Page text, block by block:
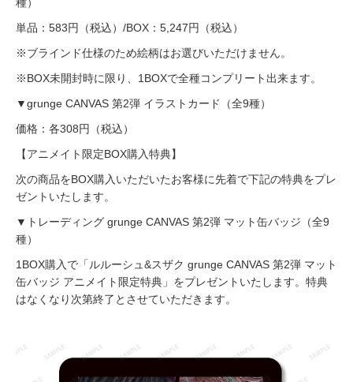
単品：583円（税込）/BOX：5,247円（税込）
※ブラインド仕様のため絵柄はお選びいただけません。
※BOX未開封時に限り、1BOXで全種コンプリート出来ます。
▼grunge CANVAS 第2弾 イラストカード（全9種）
価格：各308円（税込）
【アニメイト限定BOX購入特典】
次の商品をBOX購入いただいたお客様に先着で下記の特典をプレ
ゼントいたします。
▼トレーディング grunge CANVAS 第2弾 マット缶バッジ（全9
種）
1BOX購入で「ルルーシュ&スザク grunge CANVAS 第2弾 マット
缶バッジ アニメイト限定特典」をプレゼントいたします。特典
はなくなり次第終了とさせていただきます。